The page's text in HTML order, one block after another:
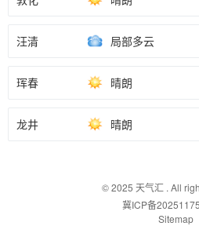
汪清 局部多云
珲春 晴朗
龙井 晴朗
© 2025 天气汇. All
冀ICP备
Sitemap